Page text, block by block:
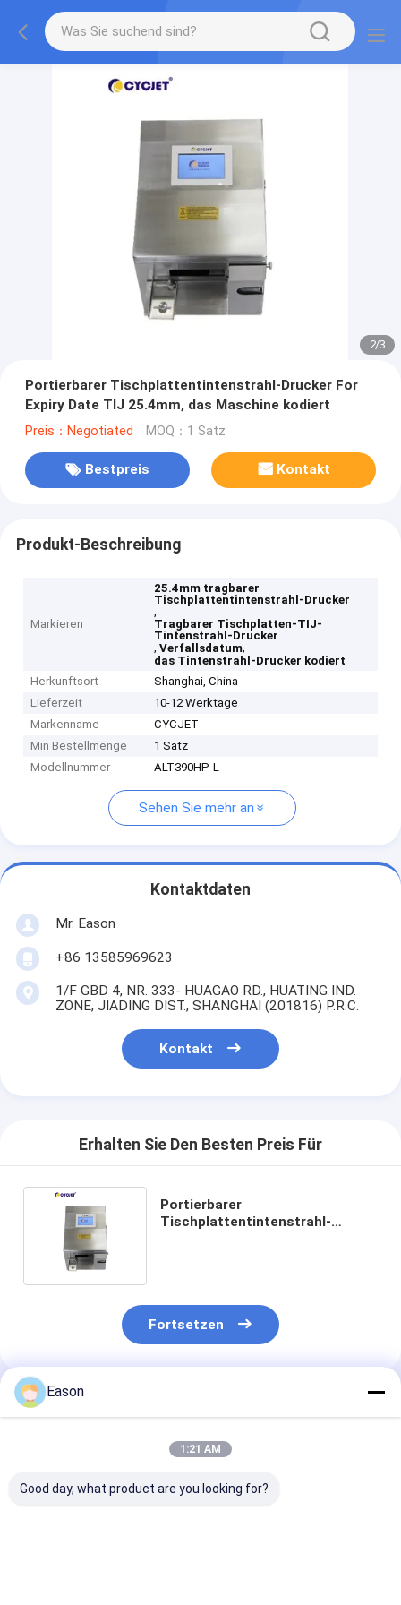
2/3
Portierbarer Tischplattentintenstrahl-Drucker For
Expiry Date TIJ 25.4mm, das Maschine kodiert
Preis：Negotiated MOQ：1 Satz
Bestpreis Kontakt
Produkt-Beschreibung
Markieren
25.4mm tragbarer
Tischplattentintenstrahl-Drucker
,
Tragbarer Tischplatten-TIJ-
Tintenstrahl-Drucker
,Verfallsdatum,
das Tintenstrahl-Drucker kodiert
Herkunftsort
Shanghai, China
Lieferzeit
10-12 Werktage
Markenname
CYCJET
Min Bestellmenge
1 Satz
Modellnummer
ALT390HP-L
Sehen Sie mehr an
Kontaktdaten
Mr. Eason
+86 13585969623
1/F GBD 4, NR. 333- HUAGAO RD., HUATING IND.
ZONE, JIADING DIST., SHANGHAI (201816) P.R.C.
Kontakt
Erhalten Sie Den Besten Preis Für
Portierbarer
Tischplattentintenstrahl-
Fortsetzen
Empfohlene Produkte
Eason
1:21 AM
Good day, what product are you looking for?